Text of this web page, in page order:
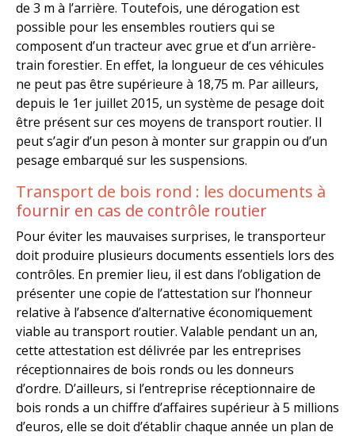
de 3 m à l’arrière. Toutefois, une dérogation est
possible pour les ensembles routiers qui se
composent d’un tracteur avec grue et d’un arrière-
train forestier. En effet, la longueur de ces véhicules
ne peut pas être supérieure à 18,75 m. Par ailleurs,
depuis le 1er juillet 2015, un système de pesage doit
être présent sur ces moyens de transport routier. Il
peut s’agir d’un peson à monter sur grappin ou d’un
pesage embarqué sur les suspensions.
Transport de bois rond : les documents à
fournir en cas de contrôle routier
Pour éviter les mauvaises surprises, le transporteur
doit produire plusieurs documents essentiels lors des
contrôles. En premier lieu, il est dans l’obligation de
présenter une copie de l’attestation sur l’honneur
relative à l’absence d’alternative économiquement
viable au transport routier. Valable pendant un an,
cette attestation est délivrée par les entreprises
réceptionnaires de bois ronds ou les donneurs
d’ordre. D’ailleurs, si l’entreprise réceptionnaire de
bois ronds a un chiffre d’affaires supérieur à 5 millions
d’euros, elle se doit d’établir chaque année un plan de